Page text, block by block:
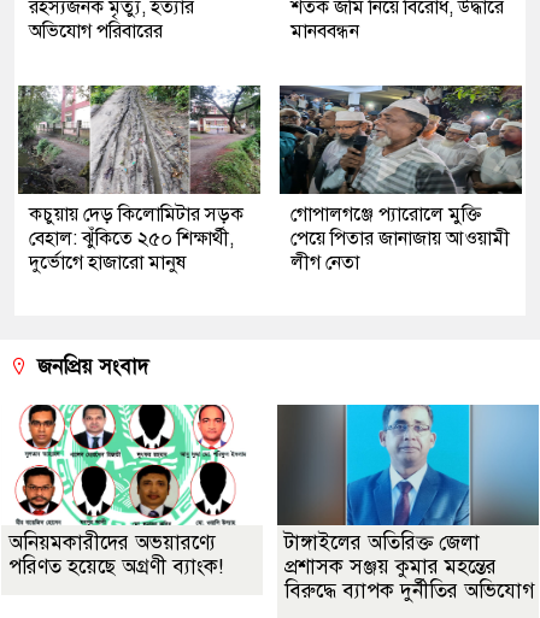
রহস্যজনক মৃত্যু, হত্যার
অভিযোগ পরিবারের
শতক জমি নিয়ে বিরোধ, উদ্ধারে
মানববন্ধন
কচুয়ায় দেড় কিলোমিটার সড়ক
বেহাল: ঝুঁকিতে ২৫০ শিক্ষার্থী,
দুর্ভোগে হাজারো মানুষ
গোপালগঞ্জে প্যারোলে মুক্তি
পেয়ে পিতার জানাজায় আওয়ামী
লীগ নেতা
জনপ্রিয় সংবাদ
অনিয়মকারীদের অভয়ারণ্যে
পরিণত হয়েছে অগ্রণী ব্যাংক!
টাঙ্গাইলের অতিরিক্ত জেলা
প্রশাসক সঞ্জয় কুমার মহন্তের
বিরুদ্ধে ব্যাপক দুর্নীতির অভিযোগ